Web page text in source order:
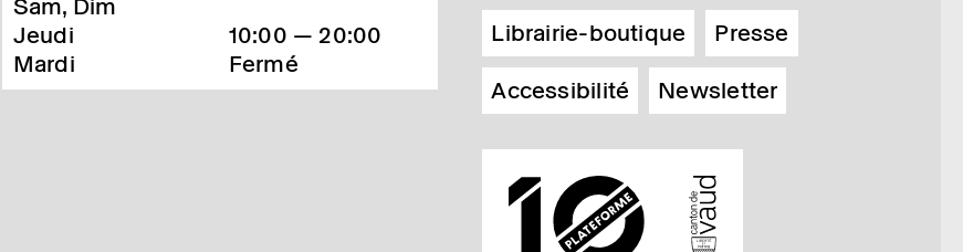
Sam, Dim
Jeudi
10:00 — 20:00
Mardi
Fermé
Librairie-boutique
Presse
Accessibilité
Newsletter